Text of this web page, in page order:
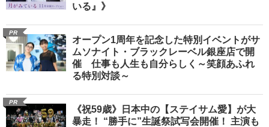
いる』》
PR
オープン1周年を記念した特別イベントがサ
ムソナイト・ブラックレーベル銀座店で開
催 仕事も人生も自分らしく～笑顔あふれ
る特別対談～
PR
《祝59歳》日本中の【ステイサム愛】が大
暴走！ “勝手に”生誕祭試写会開催！ 主演も